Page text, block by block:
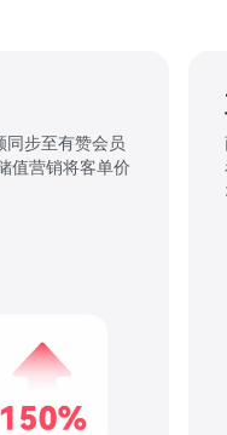
品链接，用户边
单价提升